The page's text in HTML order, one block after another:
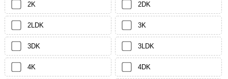
2K 2DK
2LDK 3K
3DK 3LDK
4K 4DK